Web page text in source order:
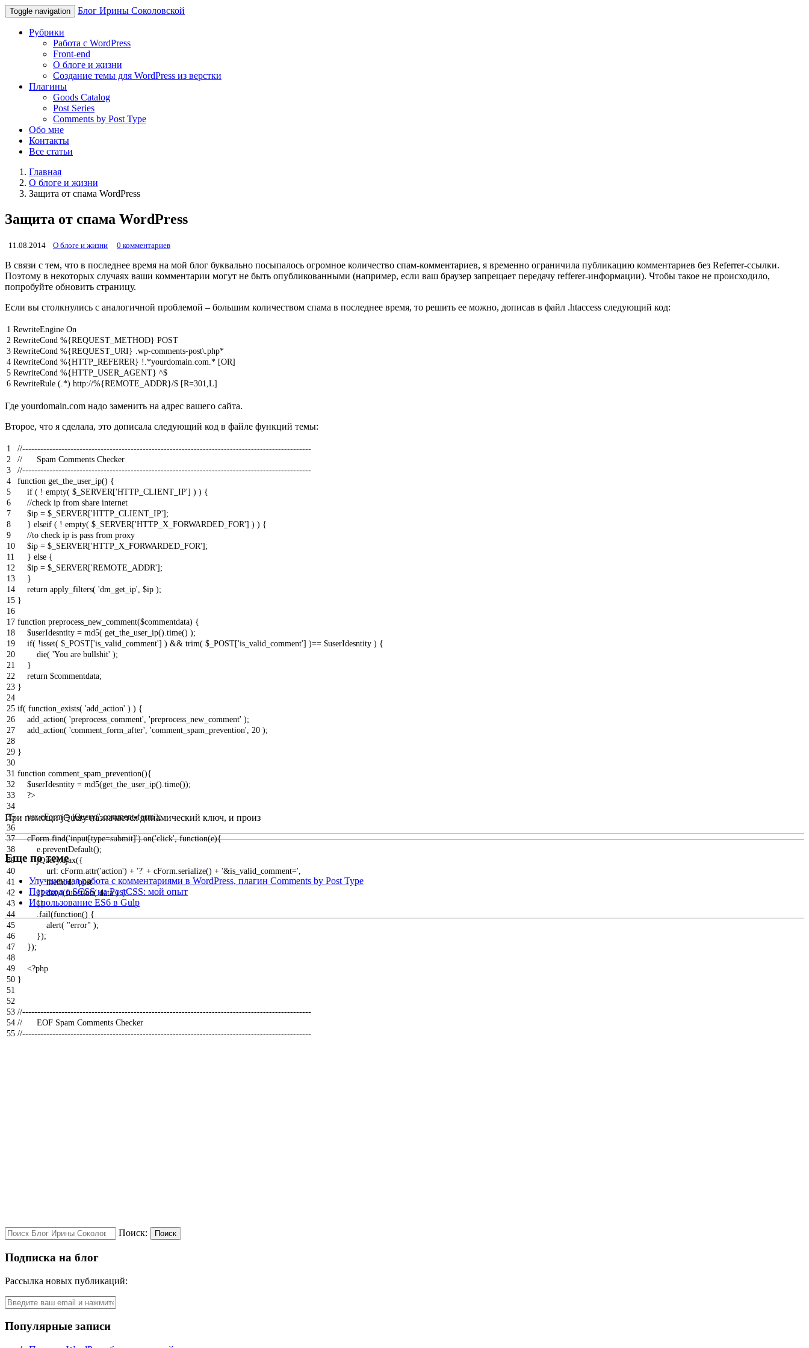
Toggle navigation Блог Ирины Соколовской
Рубрики
Работа с WordPress
Front-end
О блоге и жизни
Создание темы для WordPress из верстки
Плагины
Goods Catalog
Post Series
Comments by Post Type
Обо мне
Контакты
Все статьи
Главная
О блоге и жизни
Защита от спама WordPress
Защита от спама WordPress
11.08.2014 О блоге и жизни 0 комментариев
В связи с тем, что в последнее время на мой блог буквально посыпалось огромное количество спам-комментариев, я временно ограничила публикацию комментариев без Referrer-ссылки.
Поэтому в некоторых случаях ваши комментарии могут не быть опубликованными (например, если ваш браузер запрещает передачу refferer-информации). Чтобы такое не происходило,
попробуйте обновить страницу.
Если вы столкнулись с аналогичной проблемой – большим количеством спама в последнее время, то решить ее можно, дописав в файл .htaccess следующий код:
1
2
3
4
5
6
RewriteEngine On
RewriteCond %{REQUEST_METHOD} POST
RewriteCond %{REQUEST_URI} wp-comments-post\ php*
RewriteCond %{HTTP_REFERER} ! *yourdomain com * [OR]
RewriteCond %{HTTP_USER_AGENT} ^$
RewriteRule ( *) http://%{REMOTE_ADDR}/$ [R=301,L]
Где yourdomain.com надо заменить на адрес вашего сайта.
Второе, что я сделала, это дописала следующий код в файле функций темы:
1
2
3
4
5
6
7
8
9
10
11
12
13
14
15
16
17
18
19
20
21
22
23
24
25
26
27
28
29
30
31
32
33
34
35
36
37
38
39
40
41
42
43
44
45
46
47
48
49
50
51
52
53
54
55
//------------------------------------------------------------------------------------------------
// Spam Comments Checker
//------------------------------------------------------------------------------------------------
function get_the_user_ip() {
if ( ! empty( $ _SERVER ['HTTP_CLIENT_IP'] ) ) {
//check ip from share internet
$ip = $ _SERVER ['HTTP_CLIENT_IP'] ;
} elseif ( ! empty( $ _SERVER ['HTTP_X_FORWARDED_FOR'] ) ) {
//to check ip is pass from proxy
$ip = $ _SERVER ['HTTP_X_FORWARDED_FOR'] ;
} else {
$ip = $ _SERVER ['REMOTE_ADDR'] ;
}
return apply_filters( 'dm_get_ip' $ip );
}
function preprocess_new_comment($commentdata) {
$userIdesntity = md5( get_the_user_ip() time() );
if( !isset( $ _POST['is_valid_comment'] ) && trim( $ _POST['is_valid_comment'] )== $userIdesntity ) {
die( 'You are bullshit' );
}
return $commentdata;
}
if( function_exists( 'add_action' ) ) {
add_action( 'preprocess_comment' 'preprocess_new_comment' );
add_action( 'comment_form_after' 'comment_spam_prevention' 20 );
}
function comment_spam_prevention(){
$userIdesntity = md5(get_the_user_ip() time());
?>
var cForm = jQuery('.comment-form');
cForm.find('input[type=submit]').on('click', function(e){
e preventDefault();
jQuery.ajax({
url : cForm attr('action') + '?' + cForm serialize() + '&is_valid_comment='
method: 'post'
}).done(function( data ) {
})
fail(function() {
alert( "error" );
});
});
<?php
}
//------------------------------------------------------------------------------------------------
// EOF Spam Comments Checker
//------------------------------------------------------------------------------------------------
При помощи jQuery назначается динамический ключ, и произ
Еще по теме
Улучшенная работа с комментариями в WordPress, плагин Comments by Post Type
Переход с SCSS на PostCSS: мой опыт
Использование ES6 в Gulp
Поиск: Поиск
Подписка на блог
Рассылка новых публикаций:
Популярные записи